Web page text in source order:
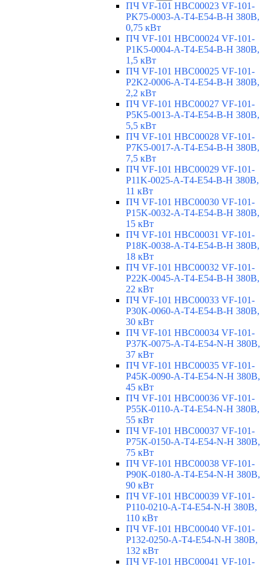
ПЧ VF-101 HBC00023 VF-101-
PK75-0003-A-T4-E54-B-H 380В,
0,75 кВт
ПЧ VF-101 HBC00024 VF-101-
P1K5-0004-A-T4-E54-B-H 380В,
1,5 кВт
ПЧ VF-101 HBC00025 VF-101-
P2K2-0006-A-T4-E54-B-H 380В,
2,2 кВт
ПЧ VF-101 HBC00027 VF-101-
P5K5-0013-A-T4-E54-B-H 380В,
5,5 кВт
ПЧ VF-101 HBC00028 VF-101-
P7K5-0017-A-T4-E54-B-H 380В,
7,5 кВт
ПЧ VF-101 HBC00029 VF-101-
P11K-0025-A-T4-E54-B-H 380В,
11 кВт
ПЧ VF-101 HBC00030 VF-101-
P15K-0032-A-T4-E54-B-H 380В,
15 кВт
ПЧ VF-101 HBC00031 VF-101-
P18K-0038-A-T4-E54-B-H 380В,
18 кВт
ПЧ VF-101 HBC00032 VF-101-
P22K-0045-A-T4-E54-B-H 380В,
22 кВт
ПЧ VF-101 HBC00033 VF-101-
P30K-0060-A-T4-E54-B-H 380В,
30 кВт
ПЧ VF-101 HBC00034 VF-101-
P37K-0075-A-T4-E54-N-H 380В,
37 кВт
ПЧ VF-101 HBC00035 VF-101-
P45K-0090-A-T4-E54-N-H 380В,
45 кВт
ПЧ VF-101 HBC00036 VF-101-
P55K-0110-A-T4-E54-N-H 380В,
55 кВт
ПЧ VF-101 HBC00037 VF-101-
P75K-0150-A-T4-E54-N-H 380В,
75 кВт
ПЧ VF-101 HBC00038 VF-101-
P90K-0180-A-T4-E54-N-H 380В,
90 кВт
ПЧ VF-101 HBC00039 VF-101-
P110-0210-A-T4-E54-N-H 380В,
110 кВт
ПЧ VF-101 HBC00040 VF-101-
P132-0250-A-T4-E54-N-H 380В,
132 кВт
ПЧ VF-101 HBC00041 VF-101-